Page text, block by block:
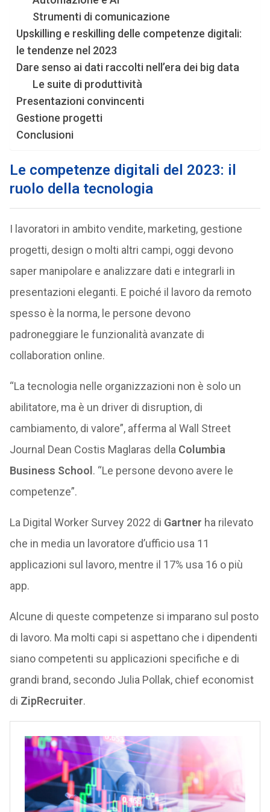
Strumenti di comunicazione
Upskilling e reskilling delle competenze digitali:
le tendenze nel 2023
Dare senso ai dati raccolti nell’era dei big data
Le suite di produttività
Presentazioni convincenti
Gestione progetti
Conclusioni
Le competenze digitali del 2023: il
ruolo della tecnologia
I lavoratori in ambito vendite, marketing, gestione
progetti, design o molti altri campi, oggi devono
saper manipolare e analizzare dati e integrarli in
presentazioni eleganti. E poiché il lavoro da remoto
spesso è la norma, le persone devono
padroneggiare le funzionalità avanzate di
collaboration online.
“La tecnologia nelle organizzazioni non è solo un
abilitatore, ma è un driver di disruption, di
cambiamento, di valore”, afferma al Wall Street
Journal Dean Costis Maglaras della Columbia
Business School . “Le persone devono avere le
competenze”.
La Digital Worker Survey 2022 di Gartner ha rilevato
che in media un lavoratore d’ufficio usa 11
applicazioni sul lavoro, mentre il 17% usa 16 o più
app.
Alcune di queste competenze si imparano sul posto
di lavoro. Ma molti capi si aspettano che i dipendenti
siano competenti su applicazioni specifiche e di
grandi brand, secondo Julia Pollak, chief economist
di ZipRecruiter.